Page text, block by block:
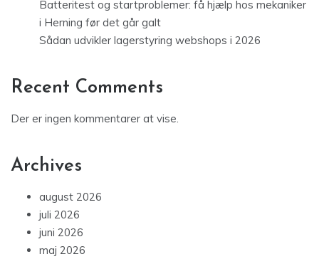
Batteritest og startproblemer: få hjælp hos mekaniker
i Herning før det går galt
Sådan udvikler lagerstyring webshops i 2026
Recent Comments
Der er ingen kommentarer at vise.
Archives
august 2026
juli 2026
juni 2026
maj 2026